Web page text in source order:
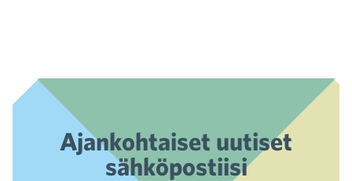
Ajankohtaiset uutiset
sähköpostiisi